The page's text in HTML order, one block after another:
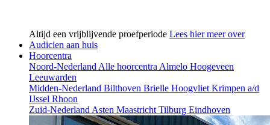
Altijd een vrijblijvende proefperiode Lees hier meer over
Audicien aan huis
Hoorcentra
Noord-NederlandAlle hoorcentraAlmelo Hoogeveen
Leeuwarden
Midden-Nederland Bilthoven Brielle HoogvlietKrimpen a/d
IJssel Rhoon
Zuid-NederlandAsten MaastrichtTilburg Eindhoven